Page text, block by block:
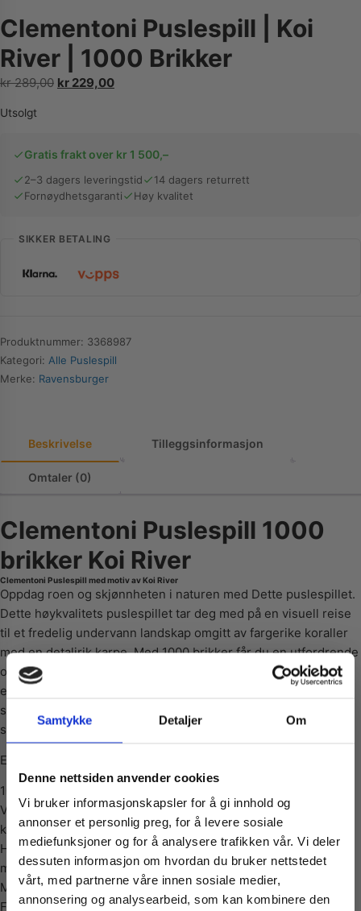
Samtykke Detaljer Om
Denne nettsiden anvender cookies
Vi bruker informasjonskapsler for å gi innhold og
annonser et personlig preg, for å levere sosiale
mediefunksjoner og for å analysere trafikken vår. Vi deler
dessuten informasjon om hvordan du bruker nettstedet
vårt, med partnerne våre innen sosiale medier,
annonsering og analysearbeid, som kan kombinere den
Clementoni Puslespill | Koi
River | 1000 Brikker
kr289,00 Opprinnelig
kr 229,00Nåværende
Utsolgt
Gratis frakt over kr 1 500,–
2–3 dagers leveringstid
14 dagers returrett
Fornøydhetsgaranti
Høy kvalitet
SIKKER BETALING
Produktnummer: 3368987
Kategori: Alle Puslespill
Merke: Ravensburger
Beskrivelse Tilleggsinformasjon
Omtaler (0)
Clementoni Puslespill 1000
brikker Koi River
Clementoni Puslespill med motiv av Koi River
Oppdag roen og skjønnheten i naturen med Dette puslespillet.
Dette høykvalitets puslespillet tar deg med på en visuell reise
til et fredelig undervann landskap omgitt av fargerike koraller
med en detaljrik karpe. Med 1000 brikker får du en utfordrende
og engasjerende puslespillopplevelse, perfekt for både
erfarne puslespillentusiaster og de som ønsker å utfordre seg
selv. Hver bit er laget med presisjon og gir en flott,
sammenhengende opplevelse når motivet fullføres.
Egenskaper:
1000 brikker – for en utfordrende og givende opplevelse
Vibrant og detaljerte bilder – perfekt for å skape et vakkert
kunstverk
Høy kvalitet – hver brikke er laget av solid og slitesterkt
materiale
Miljøvennlig – produsert med respekt for miljøet
Fullfør det imponerende bildet av det speilblanke vannet og
Vil du ha
10% Rabatt?
Meld deg på vårt nyhetsbrev og motta
gode tilbud og produktinformasjon fra